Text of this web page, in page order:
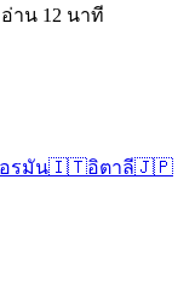
อ่าน 12 นาที
อรมัน🇮🇹อิตาลี🇯🇵